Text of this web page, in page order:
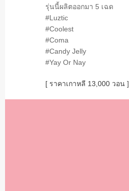
รุ่นนี้ผลิตออกมา 5 เฉด
#Luztic
#Coolest
#Coma
#Candy Jelly
#Yay Or Nay
[ ราคาเกาหลี 13,000 วอน ]